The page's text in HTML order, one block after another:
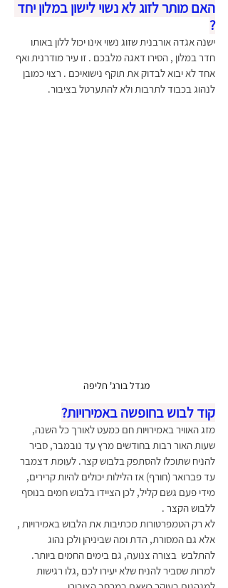
האם מותר לזוג לא נשוי לישון במלון יחד
?
ישנה אגדה אורבנית שזוג נשוי אינו יכול ללון באותו
חדר במלון , הסירו דאגה מלבכם . זו עיר מודרנית ואף
אחד לא יבוא לבדוק את תוקף נישואיכם . רצוי כמובן
לנהוג בכבוד לתרבות ולא להתערטל בציבור.
מגדל בורג' חליפה
קוד לבוש בחופשה באמירויות?
מזג האוויר באמירויות חם כמעט לאורך כל השנה,
שעות האור רבות בחודשים מרץ עד נובמבר, סביר
להניח שתוכלו להסתפק בלבוש קצר. לעומת דצמבר
עד פברואר (חורף) אז הלילות יכולים להיות קרירים,
מידי פעם גשם קליל, לכן הציידו בלבוש חמים בנוסף
ללבוש הקצר .
לא רק הטמפרטורות מכתיבות את הלבוש באמירויות ,
אלא גם המסורת, הדת ומה שביניהן ולכן נהוג
להתלבש  בצורה צנועה, גם בימים החמים ביותר.
למרות שסביר להניח שלא יעירו לכם ,גלו רגישות